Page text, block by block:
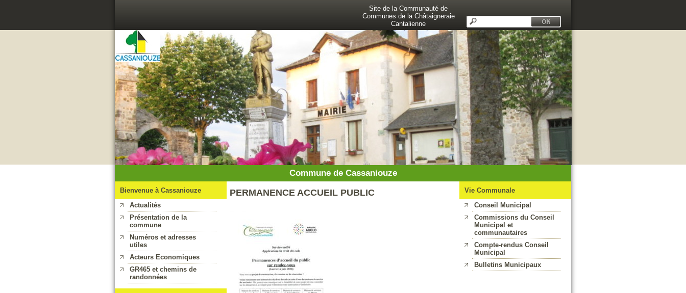
Site de la Communauté de
Communes de la Châtaigneraie
Cantalienne
Commune de Cassaniouze
Vie Communale
Conseil Municipal
Commissions du Conseil
Municipal et
communautaires
Compte-rendus Conseil
Municipal
Bulletins Municipaux
Bienvenue à Cassaniouze
Actualités
Présentation de la
commune
Numéros et adresses
utiles
Acteurs Economiques
GR465 et chemins de
randonnées
PERMANENCE ACCUEIL PUBLIC